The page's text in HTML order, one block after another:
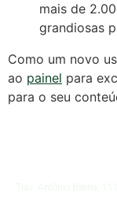
mais de
grandiosas
Como um novo
ao painel para
para o seu